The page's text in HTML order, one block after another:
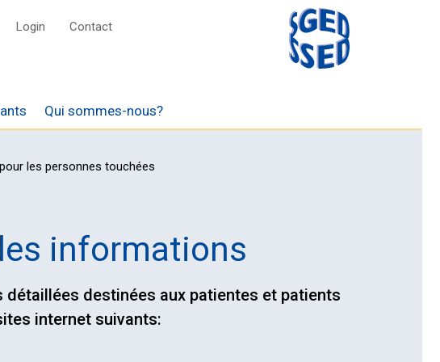
Login Contact
Qui sommes-nous?
les personnes touchées
informations
destinées aux patientes et patients
internet suivants: